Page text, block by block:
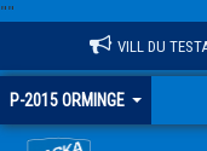
""
VILL DU
P-2015 ORMINGE